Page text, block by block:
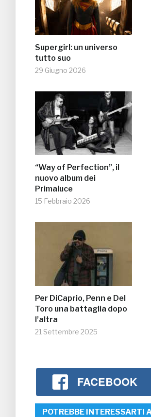
Supergirl: un universo
tutto suo
29 Giugno 2026
“Way of Perfection”, il
nuovo album dei
Primaluce
15 Febbraio 2026
Per DiCaprio, Penn e Del
Toro una battaglia dopo
l’altra
21 Settembre 2025
FACEBOOK
POTREBBE INTERESSARTI